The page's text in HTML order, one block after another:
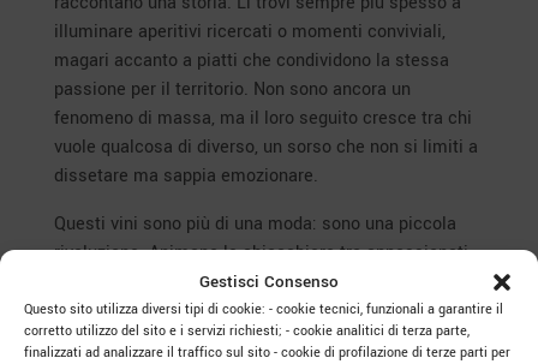
Gestisci Consenso
Questo sito utilizza diversi tipi di cookie: - cookie tecnici, funzionali a garantire il
corretto utilizzo del sito e i servizi richiesti; - cookie analitici di terza parte,
finalizzati ad analizzare il traffico sul sito - cookie di profilazione di terze parti per
illuminare aperitivi ricercati o momenti conviviali,
magari accanto a piatti che condividono la stessa
passione per il territorio. Non sono ancora un
fenomeno di massa, ma il loro seguito cresce tra chi
vuole qualcosa di diverso, un sorso che non si limiti a
dissetare ma sappia emozionare.
Questi vini sono più di una moda: sono una piccola
rivoluzione. Animano le chiacchiere tra appassionati,
fanno alzare i calici e ricordano che un buon vino non
è solo gusto, ma identità. Un brindisi alla terra, alle
sue uve e a chi sa farle cantare.